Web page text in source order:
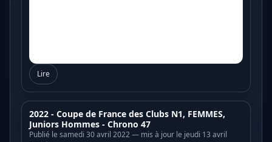
Lire
2022 - Coupe de France des Clubs N1, FEMMES,
Juniors Hommes - Chrono 47
Publié le samedi 30 avril 2022 — mis à jour le jeudi 13 avril